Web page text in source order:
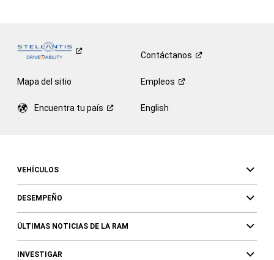
Contáctanos
Mapa del sitio Empleos
Encuentra tu país English
VEHÍCULOS
DESEMPEÑO
ÚLTIMAS NOTICIAS DE LA RAM
INVESTIGAR